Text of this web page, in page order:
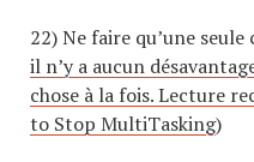
22) Ne faire qu’une seule
il n’y a aucun
chose à la fois. Lecture
to Stop MultiTasking)